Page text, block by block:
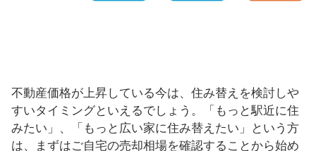
不動産価格が上昇している今は、住み替えを検討しや
すいタイミングといえるでしょう。「もっと駅近に住
みたい」、「もっと広い家に住み替えたい」という方
は、まずはご自宅の売却相場を確認することから始め